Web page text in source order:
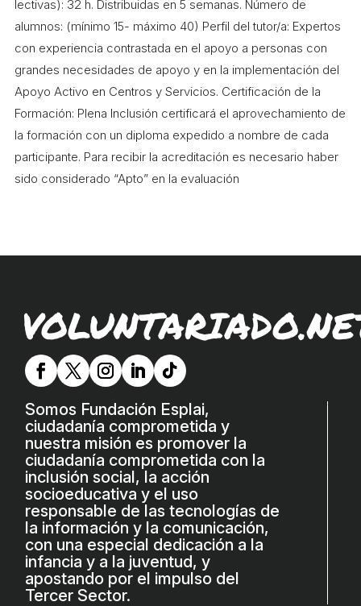
lectivas): 32 h. Distribuidas en 5 semanas. Número de
alumnos: (mínimo 15- máximo 40) Perfil del tutor/a: Expertos
con experiencia contrastada en el apoyo a personas con
grandes necesidades de apoyo y en la implementación del
Apoyo Activo en Centros y Servicios. Certificación de la
Formación: Plena Inclusión certificará el aprovechamiento de
la formación con un diploma expedido a nombre de cada
participante. Para recibir la acreditación es necesario haber
sido considerado “Apto” en la evaluación
Somos Fundación Esplai,
ciudadanía comprometida y
nuestra misión es promover la
ciudadanía comprometida con la
inclusión social, la acción
socioeducativa y el uso
responsable de las tecnologías de
la información y la comunicación,
con una especial dedicación a la
infancia y a la juventud, y
apostando por el impulso del
Tercer Sector.
COL·LABORA
Fes voluntariat
Fes un donatiu